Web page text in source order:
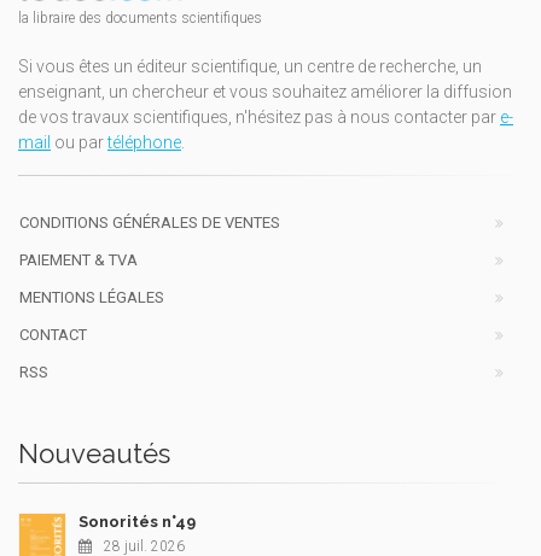
la libraire des documents scientifiques
Si vous êtes un éditeur scientifique, un centre de recherche, un
enseignant, un chercheur et vous souhaitez améliorer la diffusion
de vos travaux scientifiques, n'hésitez pas à nous contacter par e-
mail ou partéléphone.
CONDITIONS GÉNÉRALES DE VENTES
PAIEMENT & TVA
MENTIONS LÉGALES
CONTACT
RSS
Nouveautés
Sonorités n°49
28 juil. 2026